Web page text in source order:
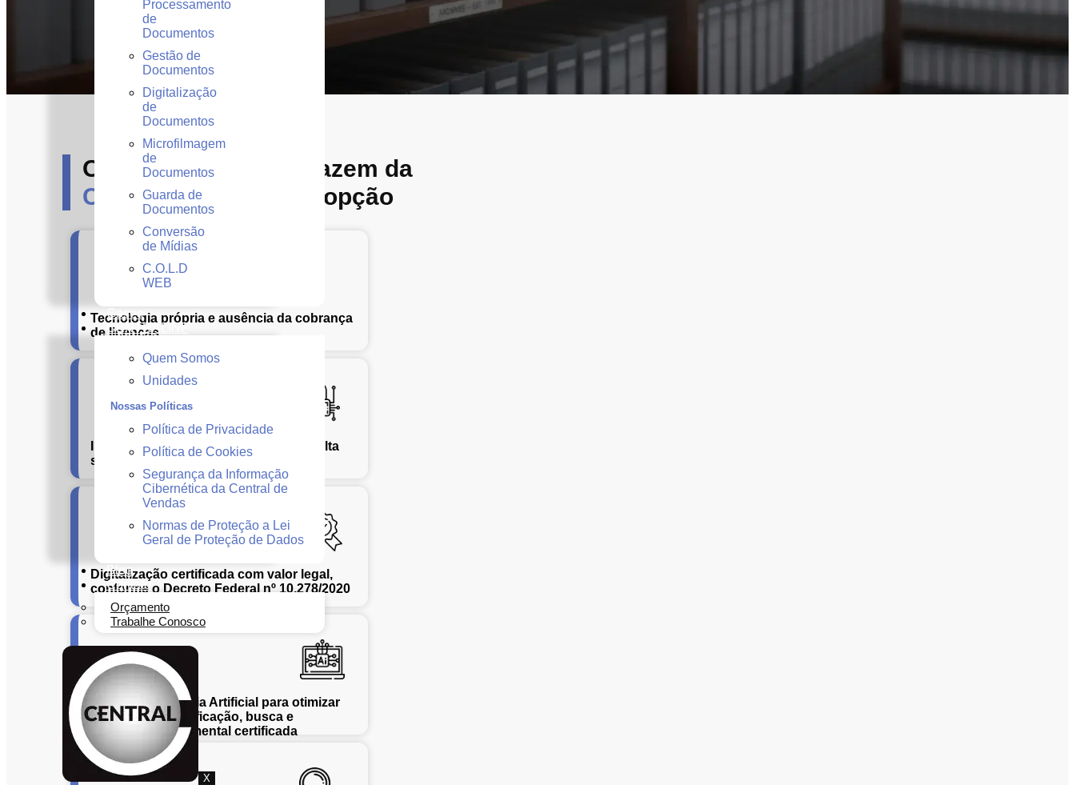
Processamento
de
Documentos
Gestão de
Documentos
Digitalização
de
Documentos
Microfilmagem
de
Documentos
Guarda de
Documentos
Conversão
de Mídias
C.O.L.D
WEB
Cases
CENTRALINF
Quem Somos
Unidades
Nossas Políticas
Política de Privacidade
Política de Cookies
Segurança da Informação
Cibernética da Central de
Vendas
Normas de Proteção a Lei
Geral de Proteção de Dados
Blog
Contato
Orçamento
Trabalhe Conosco
X
Os diferenciais que fazem da
Central INF
a melhor opção
Tecnologia própria e ausência da cobrança
de licenças.
Infraestrutura tecnológica de ponta e alta
segurança da informação
Digitalização certificada com valor legal,
conforme o Decreto Federal nº 10.278/2020
Uso de Inteligência Artificial para otimizar
indexação, classificação, busca e
eliminação documental certificada